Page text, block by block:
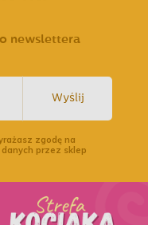
newslettera
Wyślij
zgodę na
przez sklep